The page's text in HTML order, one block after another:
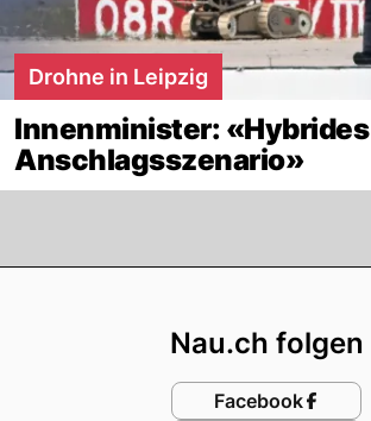
Drohne in Leipzig
Innenminister: «Hybrides
Anschlagsszenario»
Nau.ch folgen
Facebook